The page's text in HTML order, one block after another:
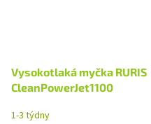
Vysokotlaká myčka RURIS
CleanPowerJet1100
1-3 týdny